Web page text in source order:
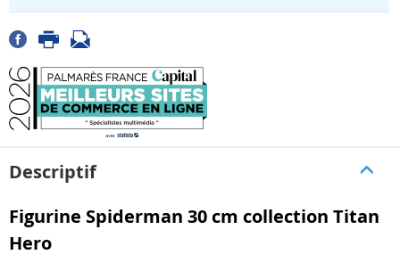
Descriptif
Figurine Spiderman 30 cm collection Titan
Hero